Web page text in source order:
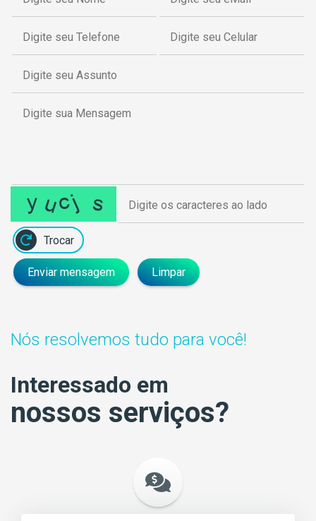
Trocar
Enviar mensagem Limpar
Nós resolvemos tudo para você!
Interessado em
nossos serviços?